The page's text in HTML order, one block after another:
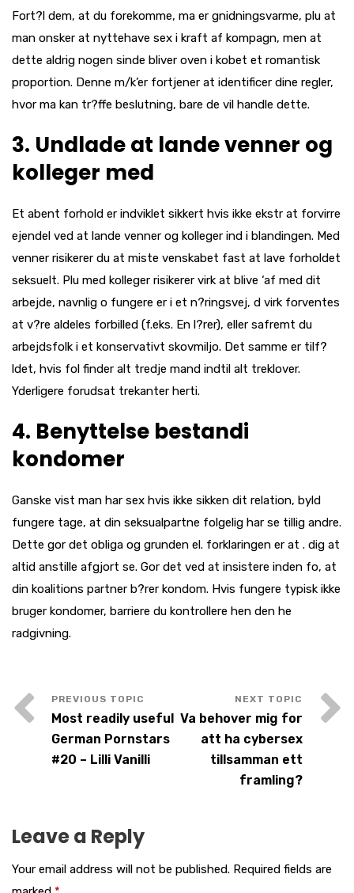
Fort?l dem, at du forekomme, ma er gnidningsvarme, plu at
man onsker at nyttehave sex i kraft af kompagn, men at
dette aldrig nogen sinde bliver oven i kobet et romantisk
proportion. Denne m/k’er fortjener at identificer dine regler,
hvor ma kan tr?ffe beslutning, bare de vil handle dette.
3. Undlade at lande venner og
kolleger med
Et abent forhold er indviklet sikkert hvis ikke ekstr at forvirre
ejendel ved at lande venner og kolleger ind i blandingen. Med
venner risikerer du at miste venskabet fast at lave forholdet
seksuelt. Plu med kolleger risikerer virk at blive ‘af med dit
arbejde, navnlig o fungere er i et n?ringsvej, d virk forventes
at v?re aldeles forbilled (f.eks. En l?rer), eller safremt du
arbejdsfolk i et konservativt skovmiljo. Det samme er tilf?
ldet, hvis fol finder alt tredje mand indtil alt treklover.
Yderligere forudsat trekanter herti.
4. Benyttelse bestandi
kondomer
Ganske vist man har sex hvis ikke sikken dit relation, byld
fungere tage, at din seksualpartne folgelig har se tillig andre.
Dette gor det obliga og grunden el. forklaringen er at . dig at
altid anstille afgjort se. Gor det ved at insistere inden fo, at
din koalitions partner b?rer kondom. Hvis fungere typisk ikke
bruger kondomer, barriere du kontrollere hen den he
radgivning.
Most readily useful
German Pornstars
#20 – Lilli Vanilli
Va behover mig for
att ha cybersex
tillsamman ett
framling?
Leave a Reply
Your email address will not be published. Required fields are